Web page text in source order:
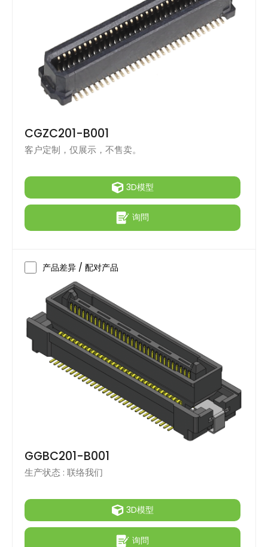
CGZC201-B001
客户定制，仅展示，不售卖。
3D模型
询問
产品差异 / 配对产品
GGBC201-B001
生产状态 : 联络我们
3D模型
询問